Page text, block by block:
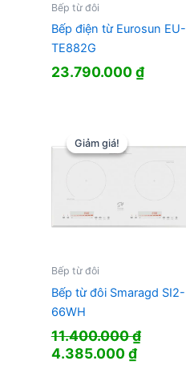
Bếp từ đôi
Bếp điện từ Eurosun EU-
TE882G
23.790.000₫
Giảm giá!
Giảm giá!
Bếp từ đôi
Bếp từ đôi Smaragd SI2-
66WH
11.400.000₫
Giá
4.385.000₫Giá